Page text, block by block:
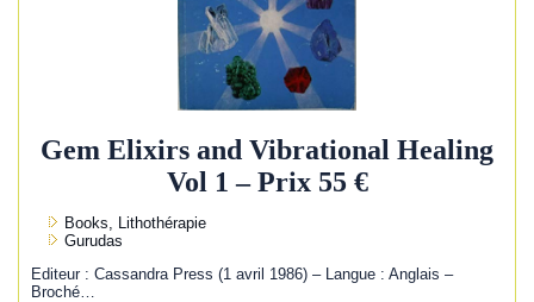
Gem Elixirs and Vibrational Healing
Vol 1 – Prix 55 €
Books, Lithothérapie
Gurudas
Editeur : Cassandra Press (1 avril 1986) – Langue : Anglais –
Broché…